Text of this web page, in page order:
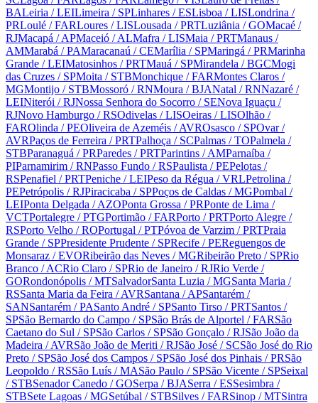
BALeiria / LEILimeira / SPLinhares / ESLisboa / LISLondrina /
PRLoulé / FARLoures / LISLousada / PRTLuziânia / GOMacaé /
RJMacapá / APMaceió / ALMafra / LISMaia / PRTManaus /
AMMarabá / PAMaracanaú / CEMarília / SPMaringá / PRMarinha
Grande / LEIMatosinhos / PRTMauá / SPMirandela / BGCMogi
das Cruzes / SPMoita / STBMonchique / FARMontes Claros /
MGMontijo / STBMossoró / RNMoura / BJANatal / RNNazaré /
LEINiterói / RJNossa Senhora do Socorro / SENova Iguaçu /
RJNovo Hamburgo / RSOdivelas / LISOeiras / LISOlhão /
FAROlinda / PEOliveira de Azeméis / AVROsasco / SPOvar/
AVRPaços de Ferreira / PRTPalhoça / SCPalmas / TOPalmela /
STBParanaguá / PRParedes / PRTParintins / AMParnaíba /
PIParnamirim / RNPasso Fundo / RSPaulista / PEPelotas /
RSPenafiel / PRTPeniche / LEIPeso da Régua / VRLPetrolina /
PEPetrópolis / RJPiracicaba / SPPoços de Caldas / MGPombal /
LEIPonta Delgada / AZOPonta Grossa / PRPonte de Lima /
VCTPortalegre / PTGPortimão / FARPorto / PRTPorto Alegre /
RSPorto Velho / ROPortugal / PTPóvoa de Varzim / PRTPraia
Grande / SPPresidente Prudente / SPRecife / PEReguengos de
Monsaraz / EVORibeirão das Neves / MGRibeirão Preto / SPRio
Branco / ACRio Claro / SPRio de Janeiro / RJRio Verde /
GORondonópolis / MTSalvadorSanta Luzia / MGSanta Maria /
RSSanta Maria da Feira / AVRSantana / APSantarém /
SANSantarém / PASanto André / SPSanto Tirso / PRTSantos /
SPSão Bernardo do Campo / SPSão Brás de Alportel / FARSão
Caetano do Sul / SPSão Carlos / SPSão Gonçalo / RJSão João da
Madeira / AVRSão João de Meriti / RJSão José / SCSão José do Rio
Preto / SPSão José dos Campos / SPSão José dos Pinhais / PRSão
Leopoldo / RSSão Luís / MASão Paulo / SPSão Vicente / SPSeixal
/ STBSenador Canedo / GOSerpa / BJASerra / ESSesimbra /
STBSete Lagoas / MGSetúbal / STBSilves / FARSinop / MTSintra